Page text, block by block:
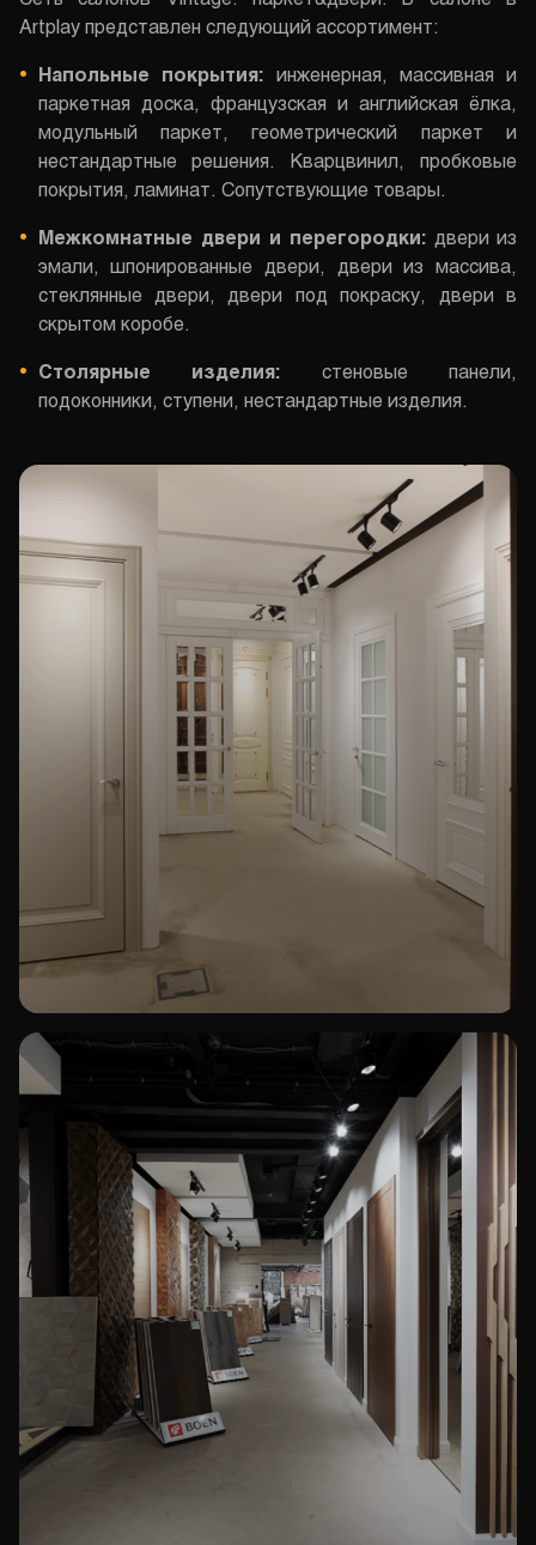
Artplay представлен следующий ассортимент:
Напольные покрытия: инженерная, массивная и
паркетная доска, французская и английская ёлка,
модульный паркет, геометрический паркет и
нестандартные решения. Кварцвинил, пробковые
покрытия, ламинат. Сопутствующие товары.
Межкомнатные двери и перегородки: двери из
эмали, шпонированные двери, двери из массива,
стеклянные двери, двери под покраску, двери в
скрытом коробе.
Столярные изделия: стеновые панели,
подоконники, ступени, нестандартные изделия.